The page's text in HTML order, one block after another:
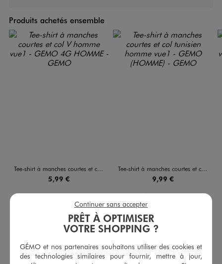
Produits achetés ensemble
Tee-shirt à manches courtes et col V homme
5,99 €
4.5/5 de moyenne
AJOUTERAU PANIER
Tee-shirt à manches courtes et col tunisien homme
9,99 €
5/5 de moyenne
AJOUTER
PRÊT À OPTIMISER
VOTRE SHOPPING ?
GÉMO et nos partenaires souhaitons utiliser des cookies et
des technologies similaires pour fournir, mettre à jour,
Continuer sans accepter